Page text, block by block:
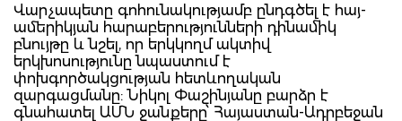
Վարչապետը գոհունակությամբ ընդգծել է հայ-
ամերիկյան հարաբերությունների դինամիկ
բնույթը և նշել, որ երկկողմ ակտիվ
երկխոսությունը նպաստում է
փոխգործակցության հետևողական
զարգացմանը: Նիկոլ Փաշինյանը բարձր է
գնահատել ԱՄՆ ջանքերը՝ Հայաստան-Ադրբեջան